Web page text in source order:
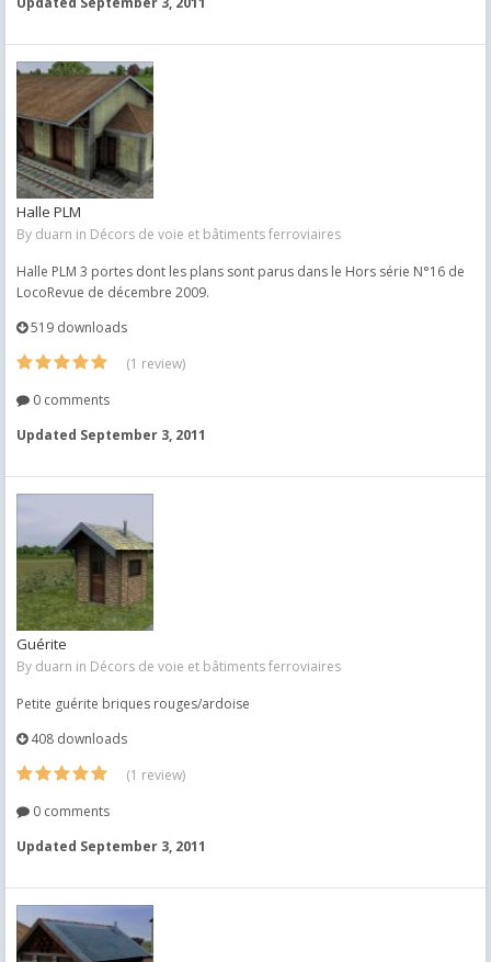
Halle PLM
By duarn in Décors de voie et bâtiments ferroviaires
Halle PLM 3 portes dont les plans sont parus dans le Hors série N°16 de
LocoRevue de décembre 2009.
519 downloads
(1 review)
0 comments
Updated September 3, 2011
Guérite
By duarn in Décors de voie et bâtiments ferroviaires
Petite guérite briques rouges/ardoise
408 downloads
(1 review)
0 comments
Updated September 3, 2011